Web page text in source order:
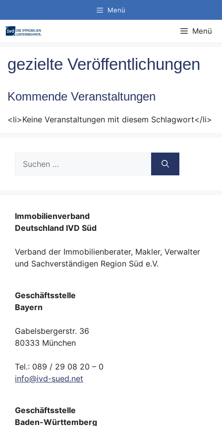
Inhalt
springen
Menü
Menü
gezielte Veröffentlichungen
Kommende Veranstaltungen
<li>Keine Veranstaltungen mit diesem Schlagwort</li>
nach:
Immobilienverband
Deutschland IVD Süd
Verband der Immobilienberater, Makler, Verwalter
und Sachverständigen Region Süd e.V.
Geschäftsstelle
Bayern
Gabelsbergerstr. 36
80333 München
Tel.: 089 / 29 08 20 – 0
info@ivd-sued.net
Geschäftsstelle
Baden-Württemberg